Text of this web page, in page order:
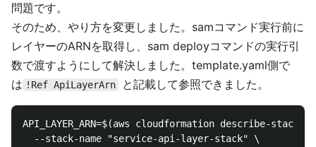
問題です。
そのため、やり方を変更しました。samコマンド実行前に
レイヤーのARNを取得し、sam deployコマンドの実行引
数で渡すようにして解決しました。template.yaml側で
は !Ref ApiLayerArn と記載して参照できました。
API_LAYER_ARN=$(aws cloudformation describe-stacks \
  --stack-name "service-api-layer-stack" \